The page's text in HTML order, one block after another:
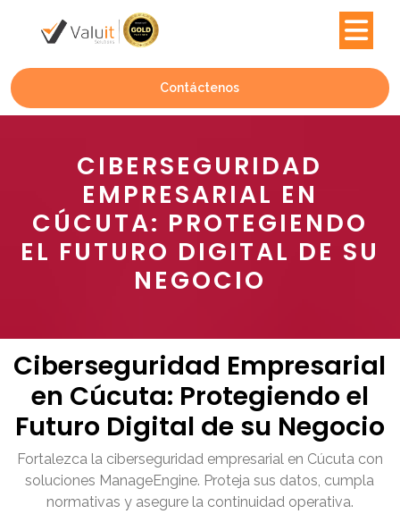
Contáctenos
CIBERSEGURIDAD
EMPRESARIAL EN
CÚCUTA: PROTEGIENDO
EL FUTURO DIGITAL DE SU
NEGOCIO
Ciberseguridad Empresarial
en Cúcuta: Protegiendo el
Futuro Digital de su Negocio
Fortalezca la ciberseguridad empresarial en Cúcuta con
soluciones ManageEngine. Proteja sus datos, cumpla
normativas y asegure la continuidad operativa.